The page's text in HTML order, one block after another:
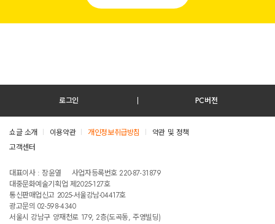
로그인 PC버전
쇼글 소개 이용약관 개인정보취급방침
약관 및 정책
고객센터
대표이사 : 장윤열
사업자등록번호 220-87-31879
대중문화예술기획업 제2025-127호
통신판매업신고 2025-서울강남-04417호
광고문의 02-598-4340
서울시 강남구 양재천로 179, 2층(도곡동, 주영빌딩)